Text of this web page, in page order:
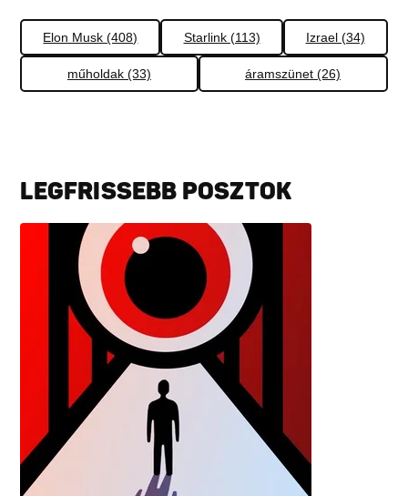
Elon Musk (408) Starlink (113) Izrael (34)
műholdak (33) áramszünet (26)
LEGFRISSEBB POSZTOK